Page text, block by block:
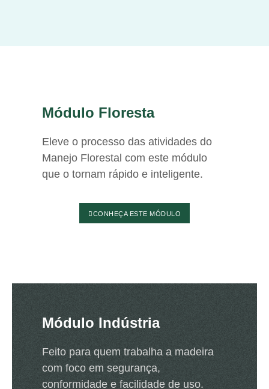
Módulo Floresta
Eleve o processo das atividades do
Manejo Florestal com este módulo
que o tornam rápido e inteligente.
CONHEÇA ESTE MÓDULO
Módulo Indústria
Feito para quem trabalha a madeira
com foco em segurança,
conformidade e facilidade de uso.